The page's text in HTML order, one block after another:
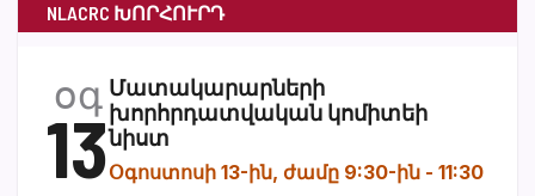
NLACRC ԽՈՐՀՈՒՐԴ
օգ
13
Մատակարարների
խորհրդատվական կոմիտեի
նիստ
Օգոստոսի 13-ին, ժամը 9:30-ին - 11:30